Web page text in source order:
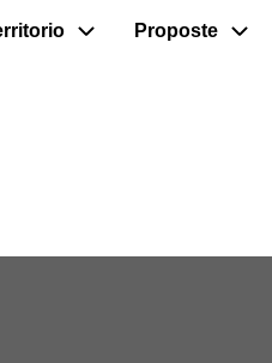
Proposte